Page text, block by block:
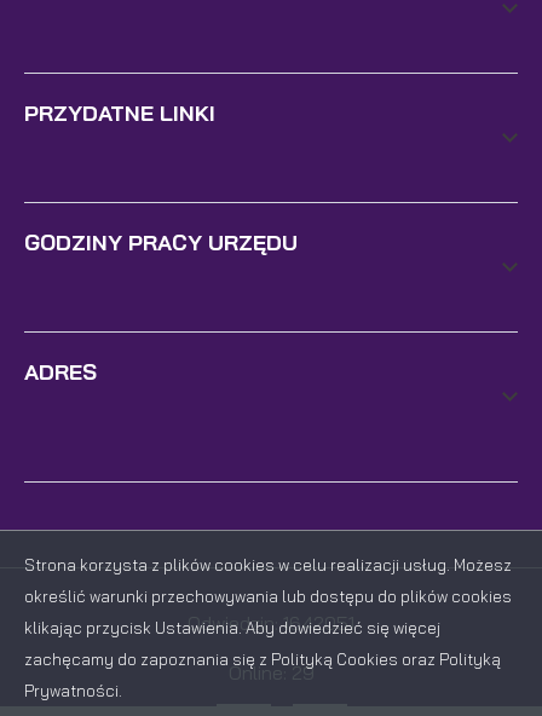
PRZYDATNE LINKI
GODZINY PRACY URZĘDU
ADRES
Odwiedzin: 1642051
Online: 29
Strona korzysta z plików cookies w celu realizacji usług. Możesz
określić warunki przechowywania lub dostępu do plików cookies
klikając przycisk Ustawienia. Aby dowiedzieć się więcej
zachęcamy do zapoznania się z Polityką Cookies oraz Polityką
Prywatności.